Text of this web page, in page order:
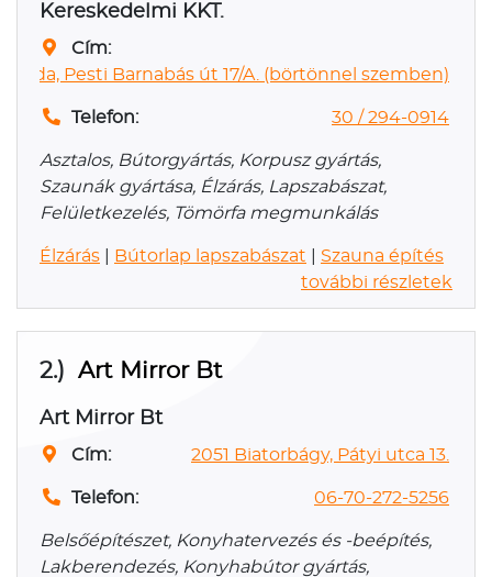
Kereskedelmi KKT.
Cím:
Pesti Barnabás út 17/A. (börtönnel szemben)
Telefon: 30 / 294-0914
Asztalos, Bútorgyártás, Korpusz gyártás,
Szaunák gyártása, Élzárás, Lapszabászat,
Felületkezelés, Tömörfa megmunkálás
Élzárás Bútorlap lapszabászat
Szauna építés
további részletek
2.) Art Mirror Bt
Art Mirror Bt
Cím: 2051 Biatorbágy, Pátyi utca 13.
Telefon: 06-70-272-5256
Belsőépítészet, Konyhatervezés és -beépítés,
Lakberendezés, Konyhabútor gyártás,